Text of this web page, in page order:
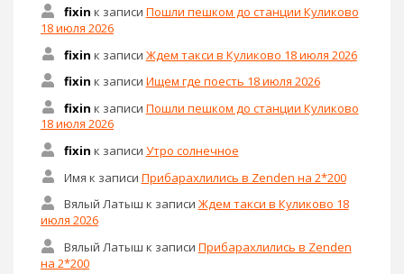
fixin к записи Пошли пешком до станции Куликово
18 июля 2026
fixin к записи Ждем такси в Куликово 18 июля 2026
fixin к записи Ищем где поесть 18 июля 2026
fixin к записи Пошли пешком до станции Куликово
18 июля 2026
fixin к записи Утро солнечное
Имя к записи Прибарахлились в Zenden на 2*200
Вялый Латыш к записи Ждем такси в Куликово 18
июля 2026
Вялый Латыш к записи Прибарахлились в Zenden
на 2*200